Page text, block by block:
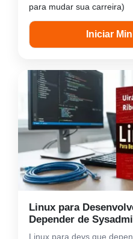
para mudar sua carreira)
Iniciar
Linux para
Depender de
Linux para devs que